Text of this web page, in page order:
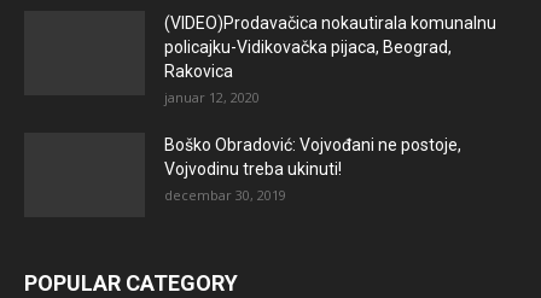
(VIDEO)Prodavačica nokautirala komunalnu
policajku-Vidikovačka pijaca, Beograd,
Rakovica
januar 12, 2020
Boško Obradović: Vojvođani ne postoje,
Vojvodinu treba ukinuti!
decembar 30, 2019
POPULAR CATEGORY